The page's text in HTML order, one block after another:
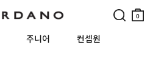
구니
0
주니어 컨셉원